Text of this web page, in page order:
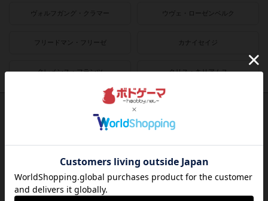
ヴォルフガング・クラマー ウヴェ・ローゼンベルク
フリードマン・フリーゼ カナイセイジ
クレメンス・フランツ クリス・キリアムス